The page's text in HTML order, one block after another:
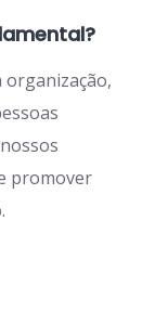
promover